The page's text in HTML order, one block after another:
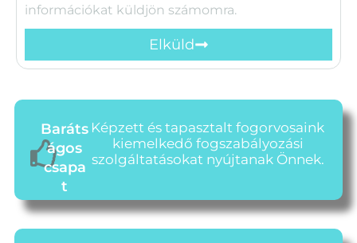
információkat küldjön számomra.
Elküld
Baráts
ágos
csapa
t
Képzett és tapasztalt fogorvosaink
kiemelkedő fogszabályozási
szolgáltatásokat nyújtanak Önnek.